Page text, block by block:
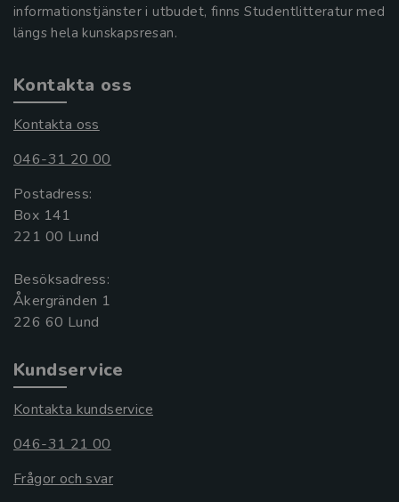
informationstjänster i utbudet, finns Studentlitteratur med
längs hela kunskapsresan.
Kontakta oss
Kontakta oss
046-31 20 00
Postadress:
Box 141
221 00 Lund
Besöksadress:
Åkergränden 1
Kundservice
Kontakta kundservice
046-31 21 00
Frågor och svar